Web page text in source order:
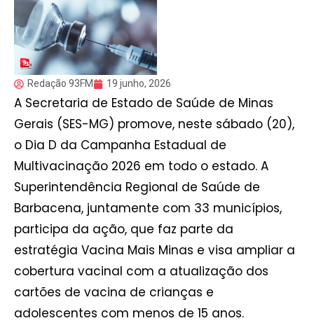
Redação 93FM 19 junho, 2026
A Secretaria de Estado de Saúde de Minas
Gerais (SES-MG) promove, neste sábado (20),
o Dia D da Campanha Estadual de
Multivacinação 2026 em todo o estado. A
Superintendência Regional de Saúde de
Barbacena, juntamente com 33 municípios,
participa da ação, que faz parte da
estratégia Vacina Mais Minas e visa ampliar a
cobertura vacinal com a atualização dos
cartões de vacina de crianças e
adolescentes com menos de 15 anos.